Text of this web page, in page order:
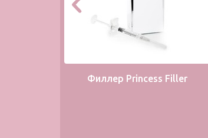
Филлер Princess Filler